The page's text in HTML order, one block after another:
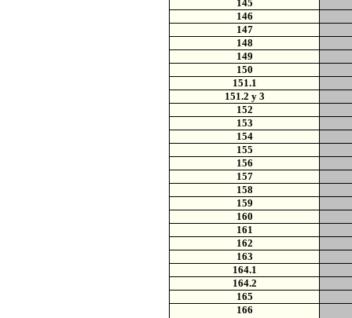
145
146
147
148
149
150
151.1
151.2 y 3
152
153
154
155
156
157
158
159
160
161
162
163
164.1
164.2
165
166